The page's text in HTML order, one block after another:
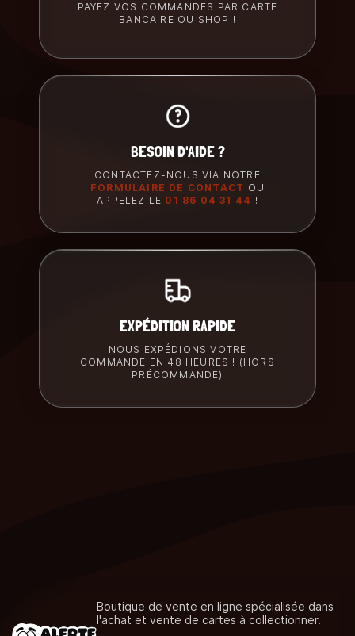
PAYEZ VOS COMMANDES PAR CARTE
BANCAIRE OU SHOP !
BESOIN D'AIDE ?
CONTACTEZ-NOUS VIA NOTRE
FORMULAIRE DE CONTACT OU
APPELEZ LE 01 86 04 31 44 !
EXPÉDITION RAPIDE
NOUS EXPÉDIONS VOTRE
COMMANDE EN 48 HEURES ! (HORS
PRÉCOMMANDE)
Boutique de vente en ligne spécialisée dans
l'achat et vente de cartes à collectionner.